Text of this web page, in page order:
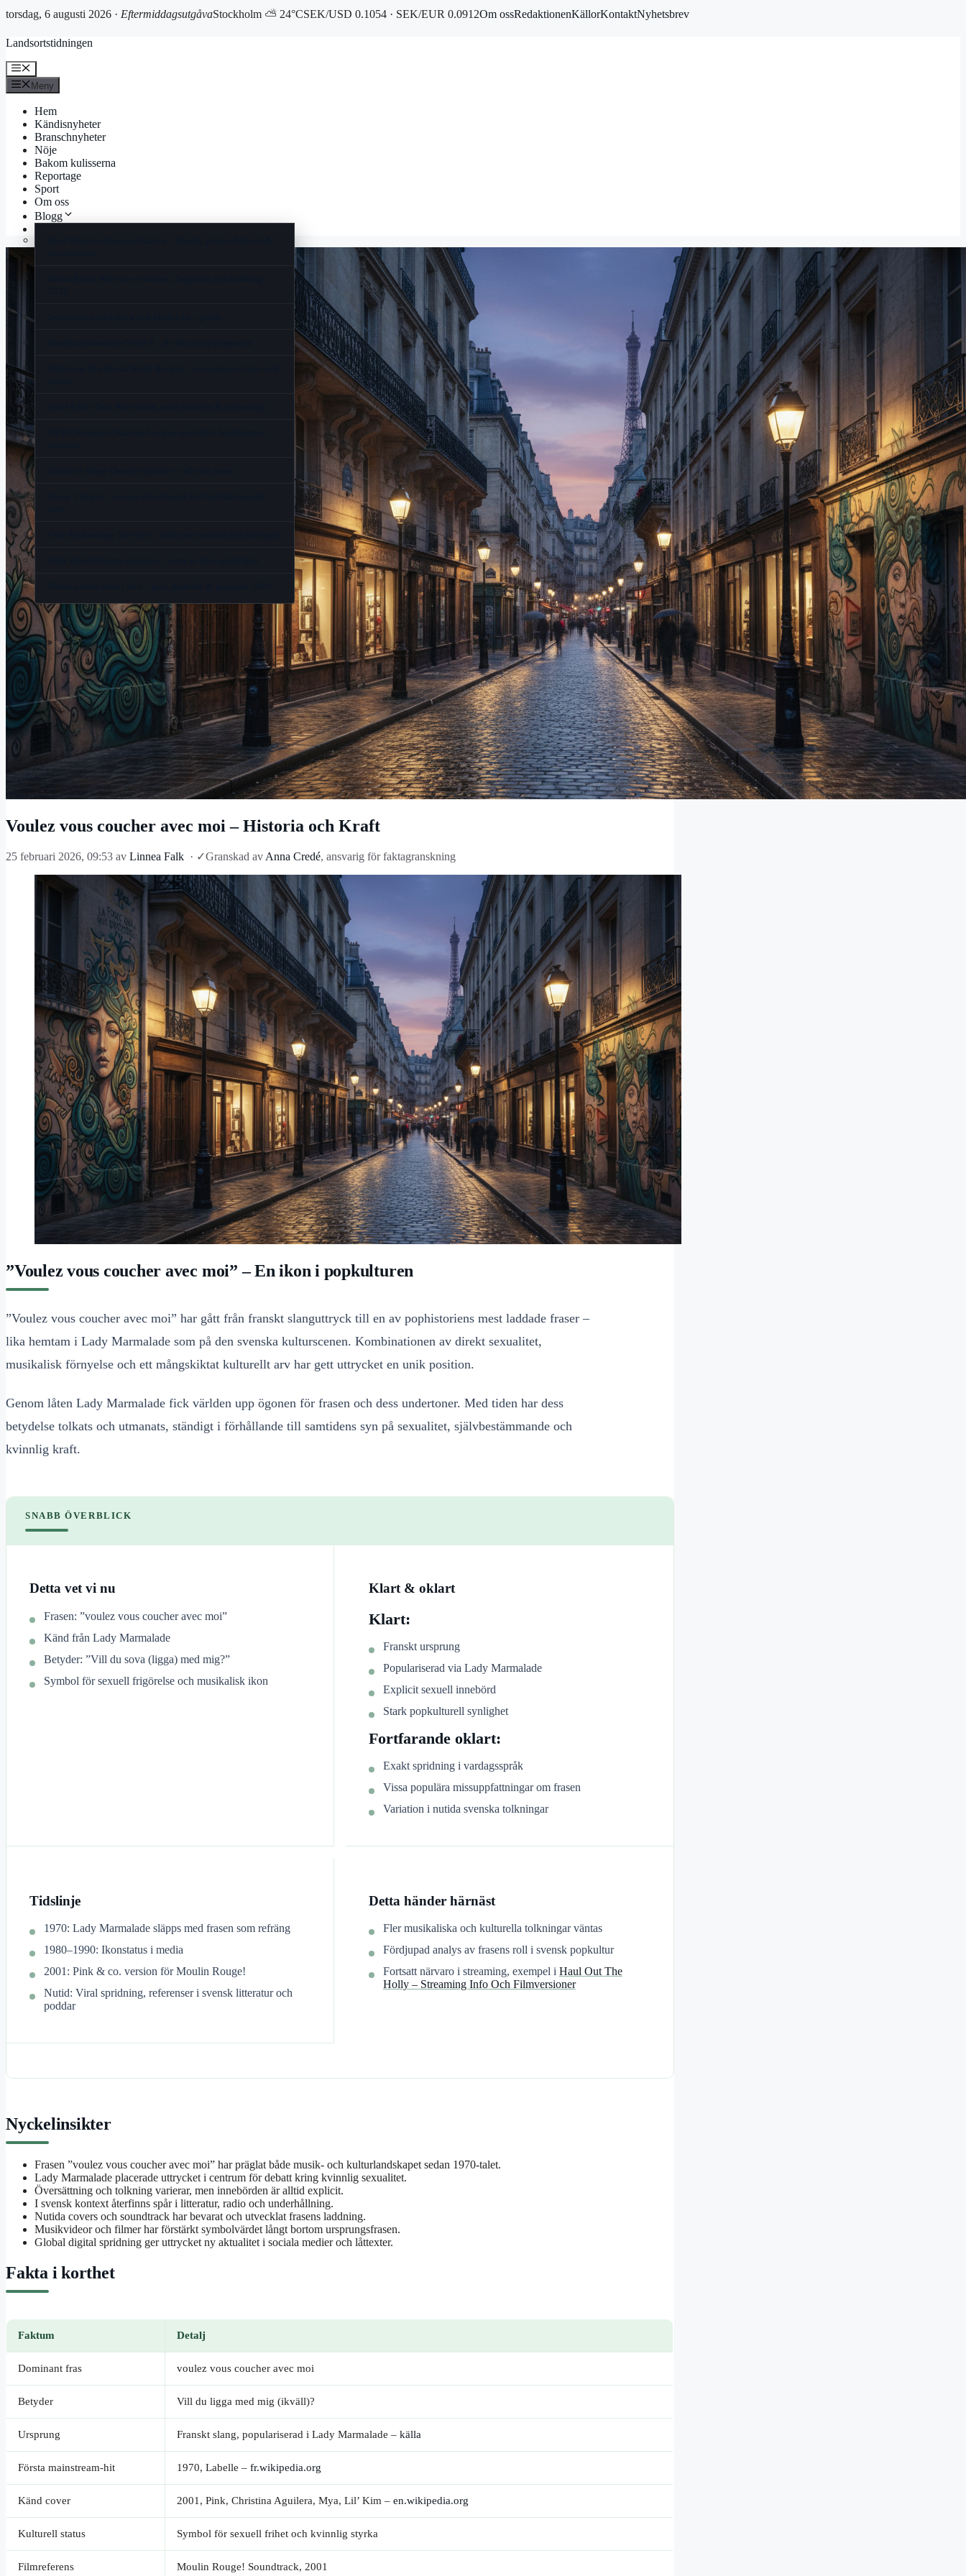
torsdag, 6 augusti 2026 · EftermiddagsutgåvaStockholm ⛅ 24°CSEK/USD 0.1054 · SEK/EUR 0.0912Om ossRedaktionenKällorKontaktNyhetsbrev
till
Landsortstidningen
Meny
Meny
Hem
Kändisnyheter
Branschnyheter
Nöje
Bakom kulisserna
Reportage
Sport
Om oss
Blogg
Voulez vous coucher avec moi – Historia och Kraft
25 februari 2026, 09:53 av Linnea Falk · ✓Granskad avAnna Credé, ansvarig för faktagranskning
”Voulez vous coucher avec moi” – En ikon i popkulturen
”Voulez vous coucher avec moi” har gått från franskt slanguttryck till en av pophistoriens mest laddade fraser –
lika hemtam i Lady Marmalade som på den svenska kulturscenen. Kombinationen av direkt sexualitet,
musikalisk förnyelse och ett mångskiktat kulturellt arv har gett uttrycket en unik position.
Genom låten Lady Marmalade fick världen upp ögonen för frasen och dess undertoner. Med tiden har dess
betydelse tolkats och utmanats, ständigt i förhållande till samtidens syn på sexualitet, självbestämmande och
kvinnlig kraft.
SNABB ÖVERBLICK
Detta vet vi nu
Frasen: ”voulez vous coucher avec moi”
Känd från Lady Marmalade
Betyder: ”Vill du sova (ligga) med mig?”
Symbol för sexuell frigörelse och musikalisk ikon
Klart & oklart
Klart:
Franskt ursprung
Populariserad via Lady Marmalade
Explicit sexuell innebörd
Stark popkulturell synlighet
Fortfarande oklart:
Exakt spridning i vardagsspråk
Vissa populära missuppfattningar om frasen
Variation i nutida svenska tolkningar
Tidslinje
1970: Lady Marmalade släpps med frasen som refräng
1980–1990: Ikonstatus i media
2001: Pink & co. version för Moulin Rouge!
Nutid: Viral spridning, referenser i svensk litteratur och
poddar
Detta händer härnäst
Fler musikaliska och kulturella tolkningar väntas
Fördjupad analys av frasens roll i svensk popkultur
Fortsatt närvaro i streaming, exempel i Haul Out The
Holly – Streaming Info Och Filmversioner
Nyckelinsikter
Frasen ”voulez vous coucher avec moi” har präglat både musik- och kulturlandskapet sedan 1970-talet.
Lady Marmalade placerade uttrycket i centrum för debatt kring kvinnlig sexualitet.
Översättning och tolkning varierar, men innebörden är alltid explicit.
I svensk kontext återfinns spår i litteratur, radio och underhållning.
Nutida covers och soundtrack har bevarat och utvecklat frasens laddning.
Musikvideor och filmer har förstärkt symbolvärdet långt bortom ursprungsfrasen.
Global digital spridning ger uttrycket ny aktualitet i sociala medier och låttexter.
Fakta i korthet
Faktum Detalj
Dominant fras voulez vous coucher avec moi
Betyder Vill du ligga med mig (ikväll)?
Ursprung Franskt slang, populariserad i Lady Marmalade – källa
Första mainstream-hit 1970, Labelle – fr.wikipedia.org
Känd cover 2001, Pink, Christina Aguilera, Mya, Lil’ Kim – en.wikipedia.org
Kulturell status Symbol för sexuell frihet och kvinnlig styrka
Filmreferens Moulin Rouge! Soundtrack, 2001